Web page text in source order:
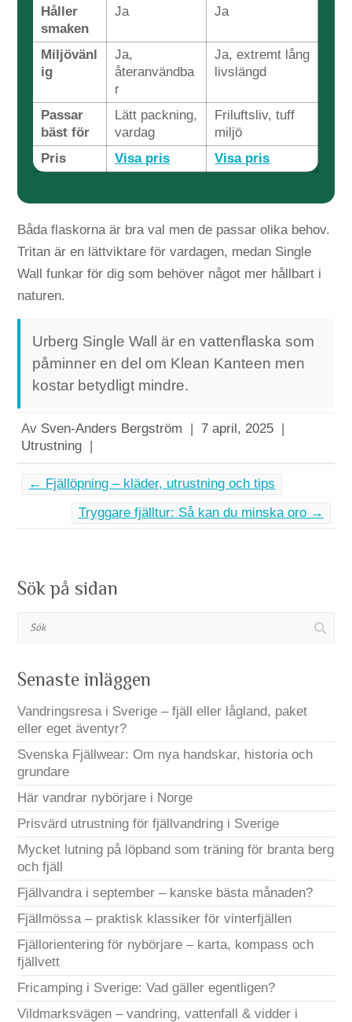
Håller
smaken
Ja Ja
Miljövänl
ig
Ja,
återanvändba
r
Ja, extremt lång
livslängd
Passar
bäst för
Lätt packning,
vardag
Friluftsliv, tuff
miljö
Pris
Visa pris Visa pris
Båda flaskorna är bra val men de passar olika behov.
Tritan är en lättviktare för vardagen, medan Single
Wall funkar för dig som behöver något mer hållbart i
naturen.
Urberg Single Wall är en vattenflaska som
påminner en del om Klean Kanteen men
kostar betydligt mindre.
Av Sven-Anders Bergström | 7 april, 2025 |
Utrustning |
← Fjällöpning – kläder, utrustning och tips
Tryggare fjälltur: Så kan du minska oro →
Sök på sidan
Sök
Senaste inläggen
Vandringsresa i Sverige – fjäll eller lågland, paket
eller eget äventyr?
Svenska Fjällwear: Om nya handskar, historia och
grundare
Här vandrar nybörjare i Norge
Prisvärd utrustning för fjällvandring i Sverige
Mycket lutning på löpband som träning för branta berg
och fjäll
Fjällvandra i september – kanske bästa månaden?
Fjällmössa – praktisk klassiker för vinterfjällen
Fjällorientering för nybörjare – karta, kompass och
fjällvett
Fricamping i Sverige: Vad gäller egentligen?
Vildmarksvägen – vandring, vattenfall & vidder i